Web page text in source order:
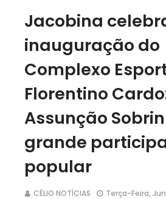
Jacobina
inauguração do
Complexo
Florentino
Assunção
grande
popular
CÉLIO NOTÍCIAS Terça-Feira,